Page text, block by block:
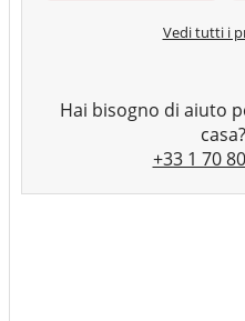
Vedi tutti i
Hai bisogno di aiuto
casa?
+33 1 70